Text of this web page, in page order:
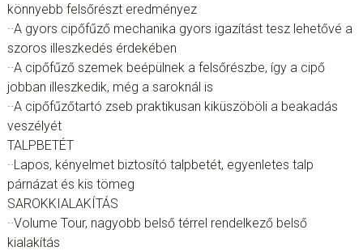
könnyebb felsőrészt eredményez
··A gyors cipőfűző mechanika gyors igazítást tesz lehetővé a
szoros illeszkedés érdekében
··A cipőfűző szemek beépülnek a felsőrészbe, így a cipő
jobban illeszkedik, még a saroknál is
··A cipőfűzőtartó zseb praktikusan kiküszöböli a beakadás
veszélyét
TALPBETÉT
··Lapos, kényelmet biztosító talpbetét, egyenletes talp
párnázat és kis tömeg
SAROKKIALAKÍTÁS
··Volume Tour, nagyobb belső térrel rendelkező belső
kialakítás